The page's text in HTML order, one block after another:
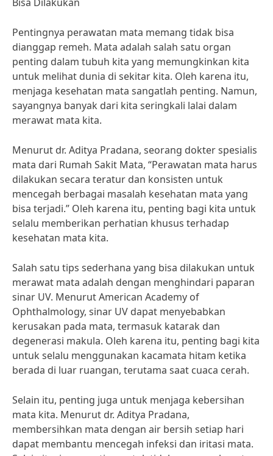
Pentingnya perawatan mata memang tidak bisa
dianggap remeh. Mata adalah salah satu organ
penting dalam tubuh kita yang memungkinkan kita
untuk melihat dunia di sekitar kita. Oleh karena itu,
menjaga kesehatan mata sangatlah penting. Namun,
sayangnya banyak dari kita seringkali lalai dalam
merawat mata kita.
Menurut dr. Aditya Pradana, seorang dokter spesialis
mata dari Rumah Sakit Mata, “Perawatan mata harus
dilakukan secara teratur dan konsisten untuk
mencegah berbagai masalah kesehatan mata yang
bisa terjadi.” Oleh karena itu, penting bagi kita untuk
selalu memberikan perhatian khusus terhadap
kesehatan mata kita.
Salah satu tips sederhana yang bisa dilakukan untuk
merawat mata adalah dengan menghindari paparan
sinar UV. Menurut American Academy of
Ophthalmology, sinar UV dapat menyebabkan
kerusakan pada mata, termasuk katarak dan
degenerasi makula. Oleh karena itu, penting bagi kita
untuk selalu menggunakan kacamata hitam ketika
berada di luar ruangan, terutama saat cuaca cerah.
Selain itu, penting juga untuk menjaga kebersihan
mata kita. Menurut dr. Aditya Pradana,
membersihkan mata dengan air bersih setiap hari
dapat membantu mencegah infeksi dan iritasi mata.